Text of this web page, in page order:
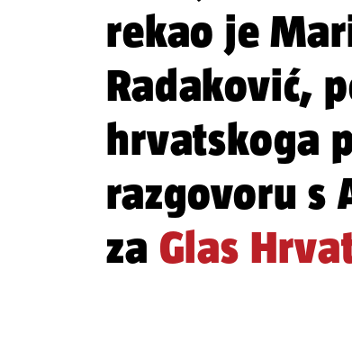
rekao je
Radaković,
hrvatskoga
razgovoru s
za Glas